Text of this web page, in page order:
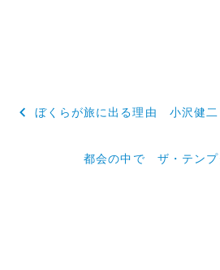
投
ぼくらが旅に出る理由 小沢健
都会の中で ザ・テン